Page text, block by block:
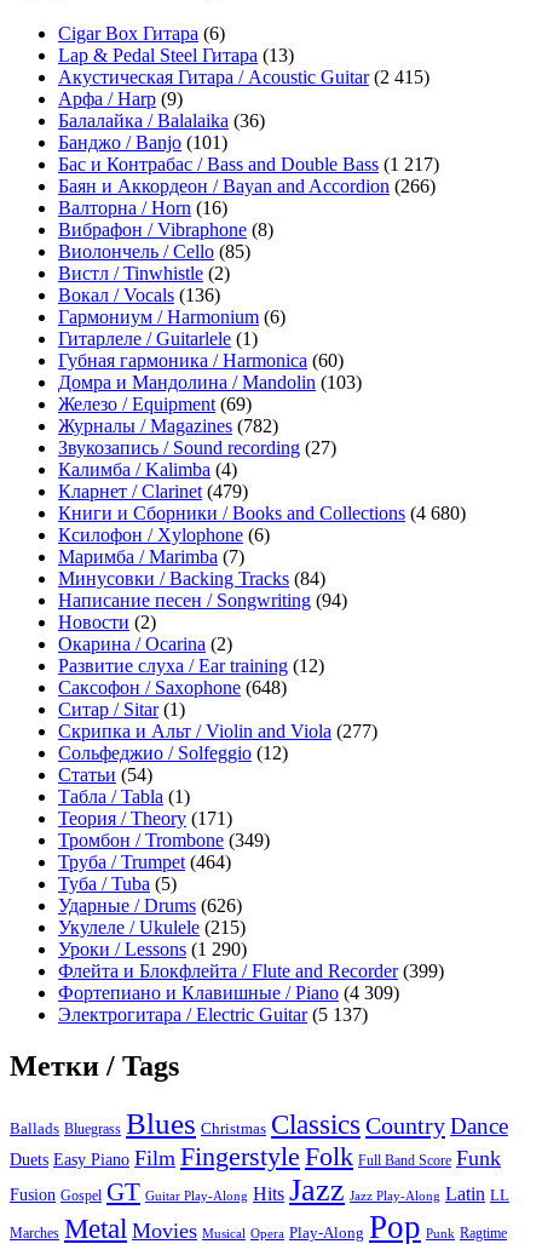
Cigar Box Гитара (6)
Lap & Pedal Steel Гитара (13)
Акустическая Гитара / Acoustic Guitar(2 415)
Арфа / Harp (9)
Балалайка / Balalaika (36)
Банджо / Banjo (101)
Бас и Контрабас / Bass and Double Bass (1 217)
Баян и Аккордеон / Bayan and Accordion (266)
Валторна / Horn (16)
Вибрафон / Vibraphone (8)
Виолончель / Cello (85)
Вистл / Tinwhistle (2)
Вокал / Vocals (136)
Гармониум / Harmonium (6)
Гитарлеле / Guitarlele (1)
Губная гармоника / Harmonica (60)
Домра и Мандолина / Mandolin (103)
Железо / Equipment (69)
Журналы / Magazines (782)
Звукозапись / Sound recording (27)
Калимба / Kalimba (4)
Кларнет / Clarinet (479)
Книги и Сборники / Books and Collections (4 680)
Ксилофон / Xylophone (6)
Маримба / Marimba (7)
Минусовки / Backing Tracks (84)
Написание песен / Songwriting (94)
Новости (2)
Окарина / Ocarina (2)
Развитие слуха / Ear training (12)
Саксофон / Saxophone (648)
Ситар / Sitar(1)
Скрипка и Альт / Violin and Viola (277)
Сольфеджио / Solfeggio (12)
Статьи (54)
Табла / Tabla (1)
Теория / Theory (171)
Тромбон / Trombone (349)
Труба / Trumpet (464)
Туба / Tuba (5)
Ударные / Drums (626)
Укулеле / Ukulele (215)
Уроки / Lessons (1 290)
Флейта и Блокфлейта / Flute and Recorder(399)
Фортепиано и Клавишные / Piano (4 309)
Электрогитара / Electric Guitar(5 137)
Метки / Tags
Ballads Bluegrass Blues Christmas Classics CountryDance
Duets Easy Piano Film Fingerstyle Folk Full Band Score Funk
Fusion Gospel GT Guitar Play-Along Hits Jazz Jazz Play-Along Latin LL
Marches Metal Movies Musical Opera Play-Along Pop Punk Ragtime